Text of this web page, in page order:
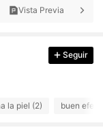
Vista Previa
Seguir
la piel (2) buen